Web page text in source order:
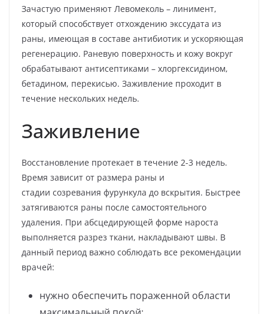
Зачастую применяют Левомеколь – линимент,
который способствует отхождению экссудата из
раны, имеющая в составе антибиотик и ускоряющая
регенерацию. Раневую поверхность и кожу вокруг
обрабатывают антисептиками – хлоргексидином,
бетадином, перекисью. Заживление проходит в
течение нескольких недель.
Заживление
Восстановление протекает в течение 2-3 недель.
Время зависит от размера раны и
стадии созревания фурункула до вскрытия. Быстрее
затягиваются раны после самостоятельного
удаления. При абсцедирующей форме нароста
выполняется разрез ткани, накладывают швы. В
данный период важно соблюдать все рекомендации
врачей:
нужно обеспечить пораженной области